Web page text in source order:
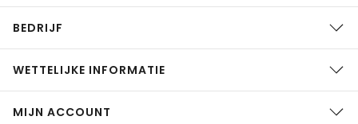
BEDRIJF
WETTELIJKE INFORMATIE
MIJN ACCOUNT